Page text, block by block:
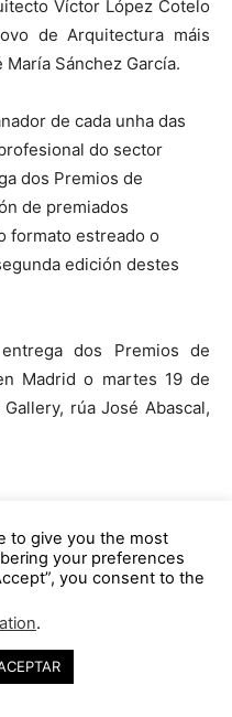
Víctor López Cotelo
de Arquitectura máis
Sánchez García.
de cada unha das
do sector
dos Premios de
de premiados
formato estreado o
edición destes
dos Premios de
Madrid o martes 19 de
rúa José Abascal,
Premios Arquitectura
de maio de 2012 aos
executen o proxecto
de 2010. Podendo
ou en equipo, quedando
to give you the most
your preferences
you consent to the
.